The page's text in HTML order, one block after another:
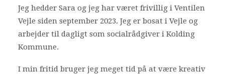
Shop
Bliv frivillig
Jeg hedder Sara og jeg har været frivillig i Ventilen
Vejle siden september 2023. Jeg er bosat i Vejle og
arbejder til dagligt som socialrådgiver i Kolding
Kommune.
I min fritid bruger jeg meget tid på at være kreativ